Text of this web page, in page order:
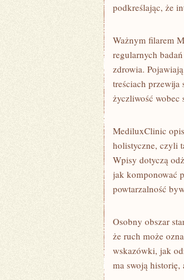
podkreślając, że
Ważnym filarem
regularnych
zdrowia.
treściach
życzliwość wobec
MediluxClinic
holistyczne, czyli
Wpisy dotyczą
jak komponować
powtarzalność
Osobny obszar
że ruch może
wskazówki, jak
ma swoją historię,